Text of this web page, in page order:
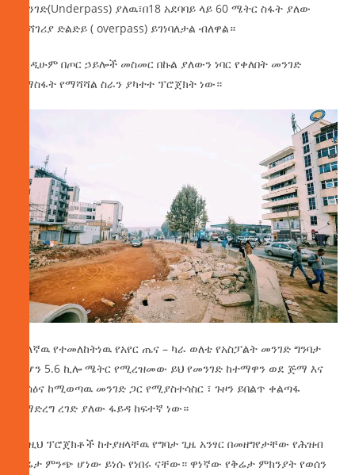
መንገድ(Underpass) ያለዉ፣በ18 አደባባይ ላይ 60 ሜትር ስፋት ያለው
መሻገሪያ ድልድይ ( overpass) ይገነባለታል ብለዋል።
እንዲሁም በጦር ኃይሎች መስመር በኩል ያለውን ነባር የቀለበት መንገድ
በማስፋት የማሻሻል ስራን ያካተተ ፕሮጀክት ነው።
ሌላኛዉ የተመለከትነዉ የአየር ጤና – ካራ ወለቴ የአስፓልት መንገድ ግንባታ
ሲሆን 5.6 ኪሎ ሜትር የሚረዝመው ይህ የመንገድ ከተማዋን ወደ ጅማ እና
ሆሳዕና ከሚወጣዉ መንገድ ጋር የሚያስተሳስር ፣ ጉዞን ይበልጥ ቀልጣፋ
በማድረግ ረገድ ያለው ፋይዳ ከፍተኛ ነው።
እነዚህ ፕሮጀክቶች ከተያዘላቸዉ የግባታ ጊዜ አንፃር በመዘግየታቸው የሕዝብ
ቅሬታ ምንጭ ሆነው ይነሱ የነበሩ ናቸው። ዋነኛው የቅሬታ ምክንያት የወሰን